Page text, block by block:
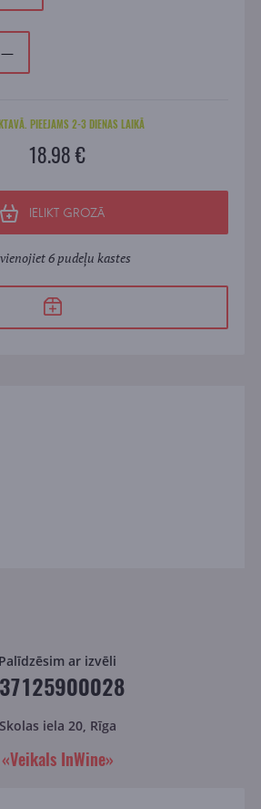
—
PIEEJAMS 2-3 DIENAS LAIKĀ
18.98 €
IELIKT GROZĀ
6 pudeļu kastes
Palīdzēsim ar izvēli
Skolas iela 20, Rīga
«Veikals InWine»